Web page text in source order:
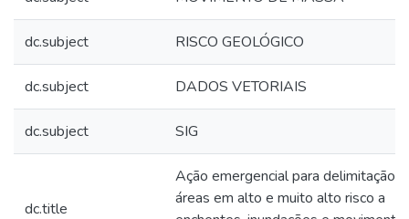
dc.subject RISCO GEOLÓGICO
dc.subject DADOS VETORIAIS
dc.subject SIG
dc.title
Ação emergencial para delimitação
áreas em alto e muito alto risco a